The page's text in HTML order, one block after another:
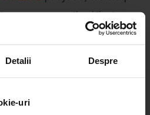
Detalii Despre
uri
a more dignified